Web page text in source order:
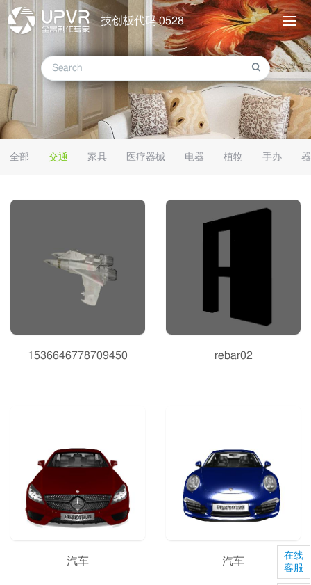
技创板代码 0528
全部 交通 家具 医疗器械 电器 植物 手办
1536646778709450 rebar02
汽车 汽车
在线
客服